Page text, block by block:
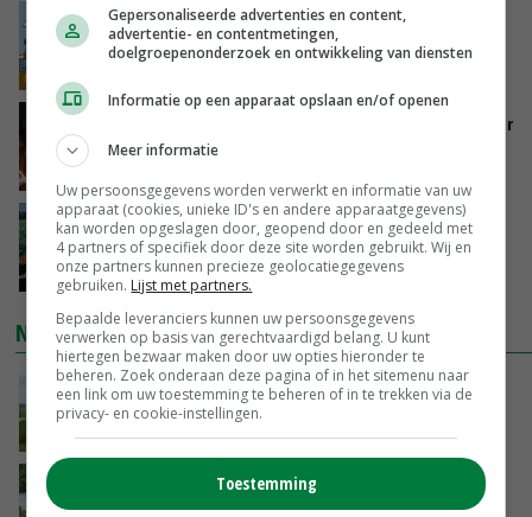
Internationale vraag naar geitenzuivel blijft
groot: Nederland in Europese top
Vlaamse varkensstapel krimpt, pluimveesector
groeit door schaalvergroting
‘Cijfer jezelf niet weg en doe vooral ook waar
je gelukkig van wordt’
GISTEREN, 13:31
NIEUWSTE VIDEO'S
POAH!: John Deere 7730
Oekraïne-vlogger Kees Huizinga: ‘Bezoek van
de ambassade mag zelf groente plukken’
Gepersonaliseerde advertenties en content,
advertentie- en contentmetingen,
doelgroepenonderzoek en ontwikkeling van diensten
Informatie op een apparaat opslaan en/of openen
Meer informatie
Uw persoonsgegevens worden verwerkt en informatie van uw
apparaat (cookies, unieke ID's en andere apparaatgegevens)
kan worden opgeslagen door, geopend door en gedeeld met
4 partners of specifiek door deze site worden gebruikt. Wij en
onze partners kunnen precieze geolocatiegegevens
gebruiken. Lijst met partners.
Bepaalde leveranciers kunnen uw persoonsgegevens
verwerken op basis van gerechtvaardigd belang. U kunt
hiertegen bezwaar maken door uw opties hieronder te
beheren. Zoek onderaan deze pagina of in het sitemenu naar
een link om uw toestemming te beheren of in te trekken via de
privacy- en cookie-instellingen.
Toestemming